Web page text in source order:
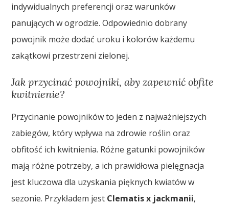
indywidualnych preferencji oraz warunków
panujących w ogrodzie. Odpowiednio dobrany
powojnik może dodać uroku i kolorów każdemu
zakątkowi przestrzeni zielonej.
Jak przycinać powojniki, aby zapewnić obfite
kwitnienie?
Przycinanie powojników to jeden z najważniejszych
zabiegów, który wpływa na zdrowie roślin oraz
obfitość ich kwitnienia. Różne gatunki powojników
mają różne potrzeby, a ich prawidłowa pielęgnacja
jest kluczowa dla uzyskania pięknych kwiatów w
sezonie. Przykładem jest Clematis x jackmanii,